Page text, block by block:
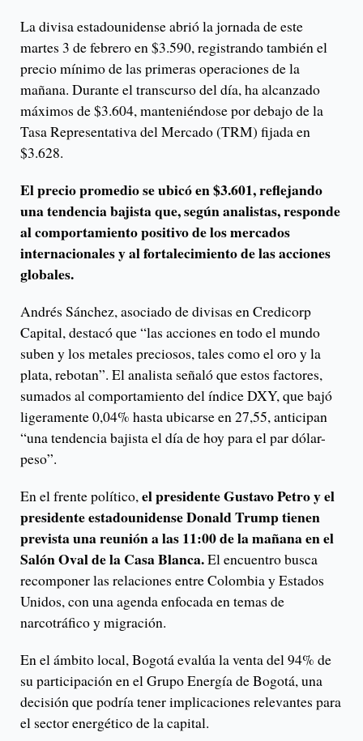
La divisa estadounidense abrió la jornada de este
martes 3 de febrero en $3.590, registrando también el
precio mínimo de las primeras operaciones de la
mañana. Durante el transcurso del día, ha alcanzado
máximos de $3.604, manteniéndose por debajo de la
Tasa Representativa del Mercado (TRM) fijada en
$3.628.
El precio promedio se ubicó en $3.601, reflejando
una tendencia bajista que, según analistas, responde
al comportamiento positivo de los mercados
internacionales y al fortalecimiento de las acciones
globales.
Andrés Sánchez, asociado de divisas en Credicorp
Capital, destacó que “las acciones en todo el mundo
suben y los metales preciosos, tales como el oro y la
plata, rebotan”. El analista señaló que estos factores,
sumados al comportamiento del índice DXY, que bajó
ligeramente 0,04% hasta ubicarse en 27,55, anticipan
“una tendencia bajista el día de hoy para el par dólar-
peso”.
En el frente político,el presidente Gustavo Petro y el
presidente estadounidense Donald Trump tienen
prevista una reunión a las 11:00 de la mañana en el
Salón Oval de la Casa Blanca.El encuentro busca
recomponer las relaciones entre Colombia y Estados
Unidos, con una agenda enfocada en temas de
narcotráfico y migración.
En el ámbito local, Bogotá evalúa la venta del 94% de
su participación en el Grupo Energía de Bogotá, una
decisión que podría tener implicaciones relevantes para
el sector energético de la capital.